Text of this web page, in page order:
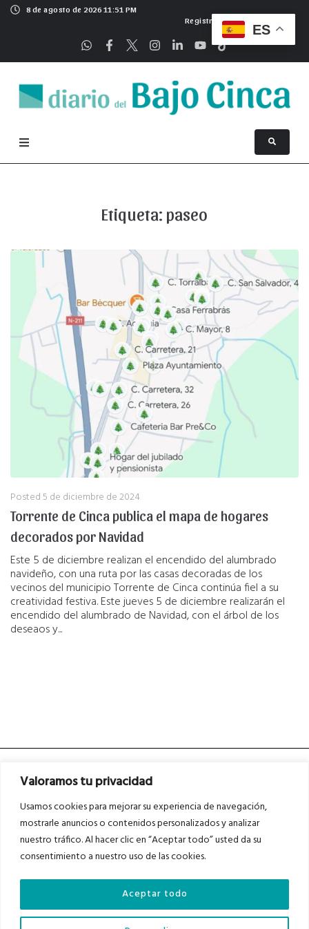
Valoramos tu privacidad
Usamos cookies para mejorar su experiencia de navegación,
mostrarle anuncios o contenidos personalizados y analizar
nuestro tráfico. Al hacer clic en “Aceptar todo” usted da su
consentimiento a nuestro uso de las cookies.
Aceptar todo
8 de agosto de 2026 11:51 PM
Registrarse
Etiqueta: paseo
Posted5 de diciembre de 2024
Torrente de Cinca publica el mapa de hogares
decorados por Navidad
Este 5 de diciembre realizan el encendido del alumbrado
navideño, con una ruta por las casas decoradas de los
vecinos del municipio Torrente de Cinca continúa fiel a su
creatividad festiva. Este jueves 5 de diciembre realizarán el
encendido del alumbrado de Navidad, con el árbol de los
deseaos y...
Asociados a
Auditados por
ES